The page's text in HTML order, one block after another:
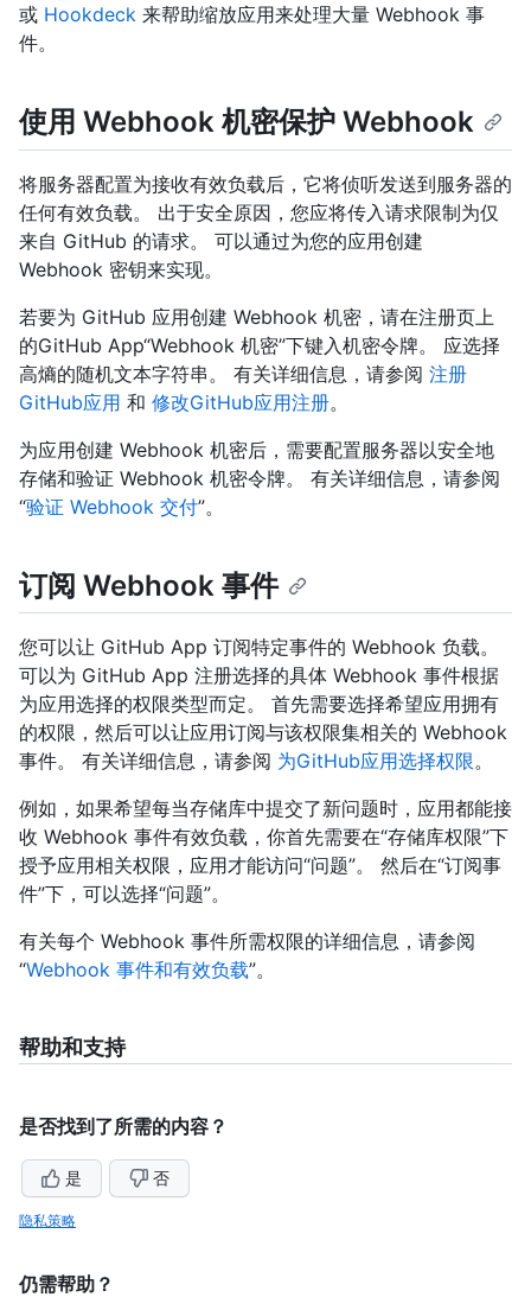
或 Hookdeck 来帮助缩放应用来处理大量 Webhook 事
件。
使用 Webhook 机密保护 Webhook
将服务器配置为接收有效负载后，它将侦听发送到服务器的
任何有效负载。 出于安全原因，您应将传入请求限制为仅
来自 GitHub 的请求。 可以通过为您的应用创建
Webhook 密钥来实现。
若要为 GitHub 应用创建 Webhook 机密，请在注册页上
的GitHub App“Webhook 机密”下键入机密令牌。 应选择
高熵的随机文本字符串。 有关详细信息，请参阅 注册
GitHub应用 和 修改GitHub应用注册。
为应用创建 Webhook 机密后，需要配置服务器以安全地
存储和验证 Webhook 机密令牌。 有关详细信息，请参阅
“验证 Webhook 交付”。
订阅 Webhook 事件
您可以让 GitHub App 订阅特定事件的 Webhook 负载。
可以为 GitHub App 注册选择的具体 Webhook 事件根据
为应用选择的权限类型而定。 首先需要选择希望应用拥有
的权限，然后可以让应用订阅与该权限集相关的 Webhook
事件。 有关详细信息，请参阅 为GitHub应用选择权限。
例如，如果希望每当存储库中提交了新问题时，应用都能接
收 Webhook 事件有效负载，你首先需要在“存储库权限”下
授予应用相关权限，应用才能访问“问题”。 然后在“订阅事
件”下，可以选择“问题”。
有关每个 Webhook 事件所需权限的详细信息，请参阅
“Webhook 事件和有效负载”。
帮助和支持
是否找到了所需的内容？
是 否
隐私策略
仍需帮助？